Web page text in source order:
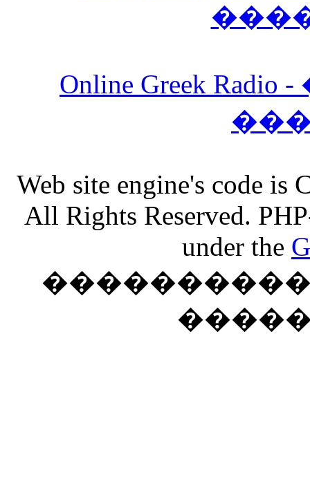
Online Greek
Web site engine's code
All Rights Reserved.
under the
����������